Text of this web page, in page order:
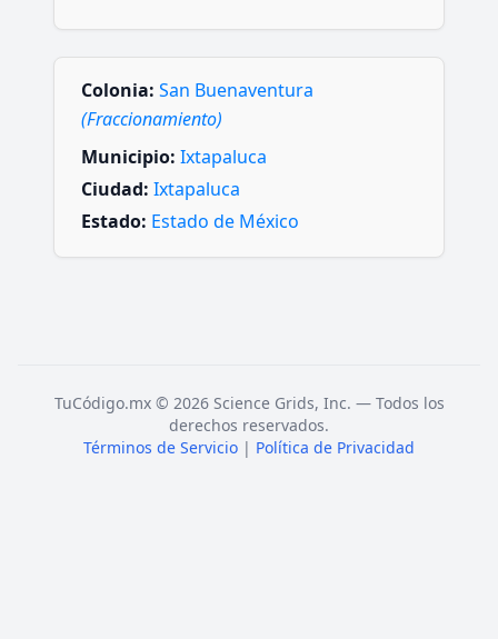
Colonia: San Buenaventura
(Fraccionamiento)
Municipio: Ixtapaluca
Ciudad: Ixtapaluca
Estado: Estado de México
TuCódigo.mx © 2026 Science Grids, Inc. — Todos los
derechos reservados.
Términos de Servicio | Política de Privacidad